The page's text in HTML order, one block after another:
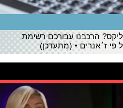
הרכבנו עבורכם רשימת
ז׳אנרים • (מתעדכן)